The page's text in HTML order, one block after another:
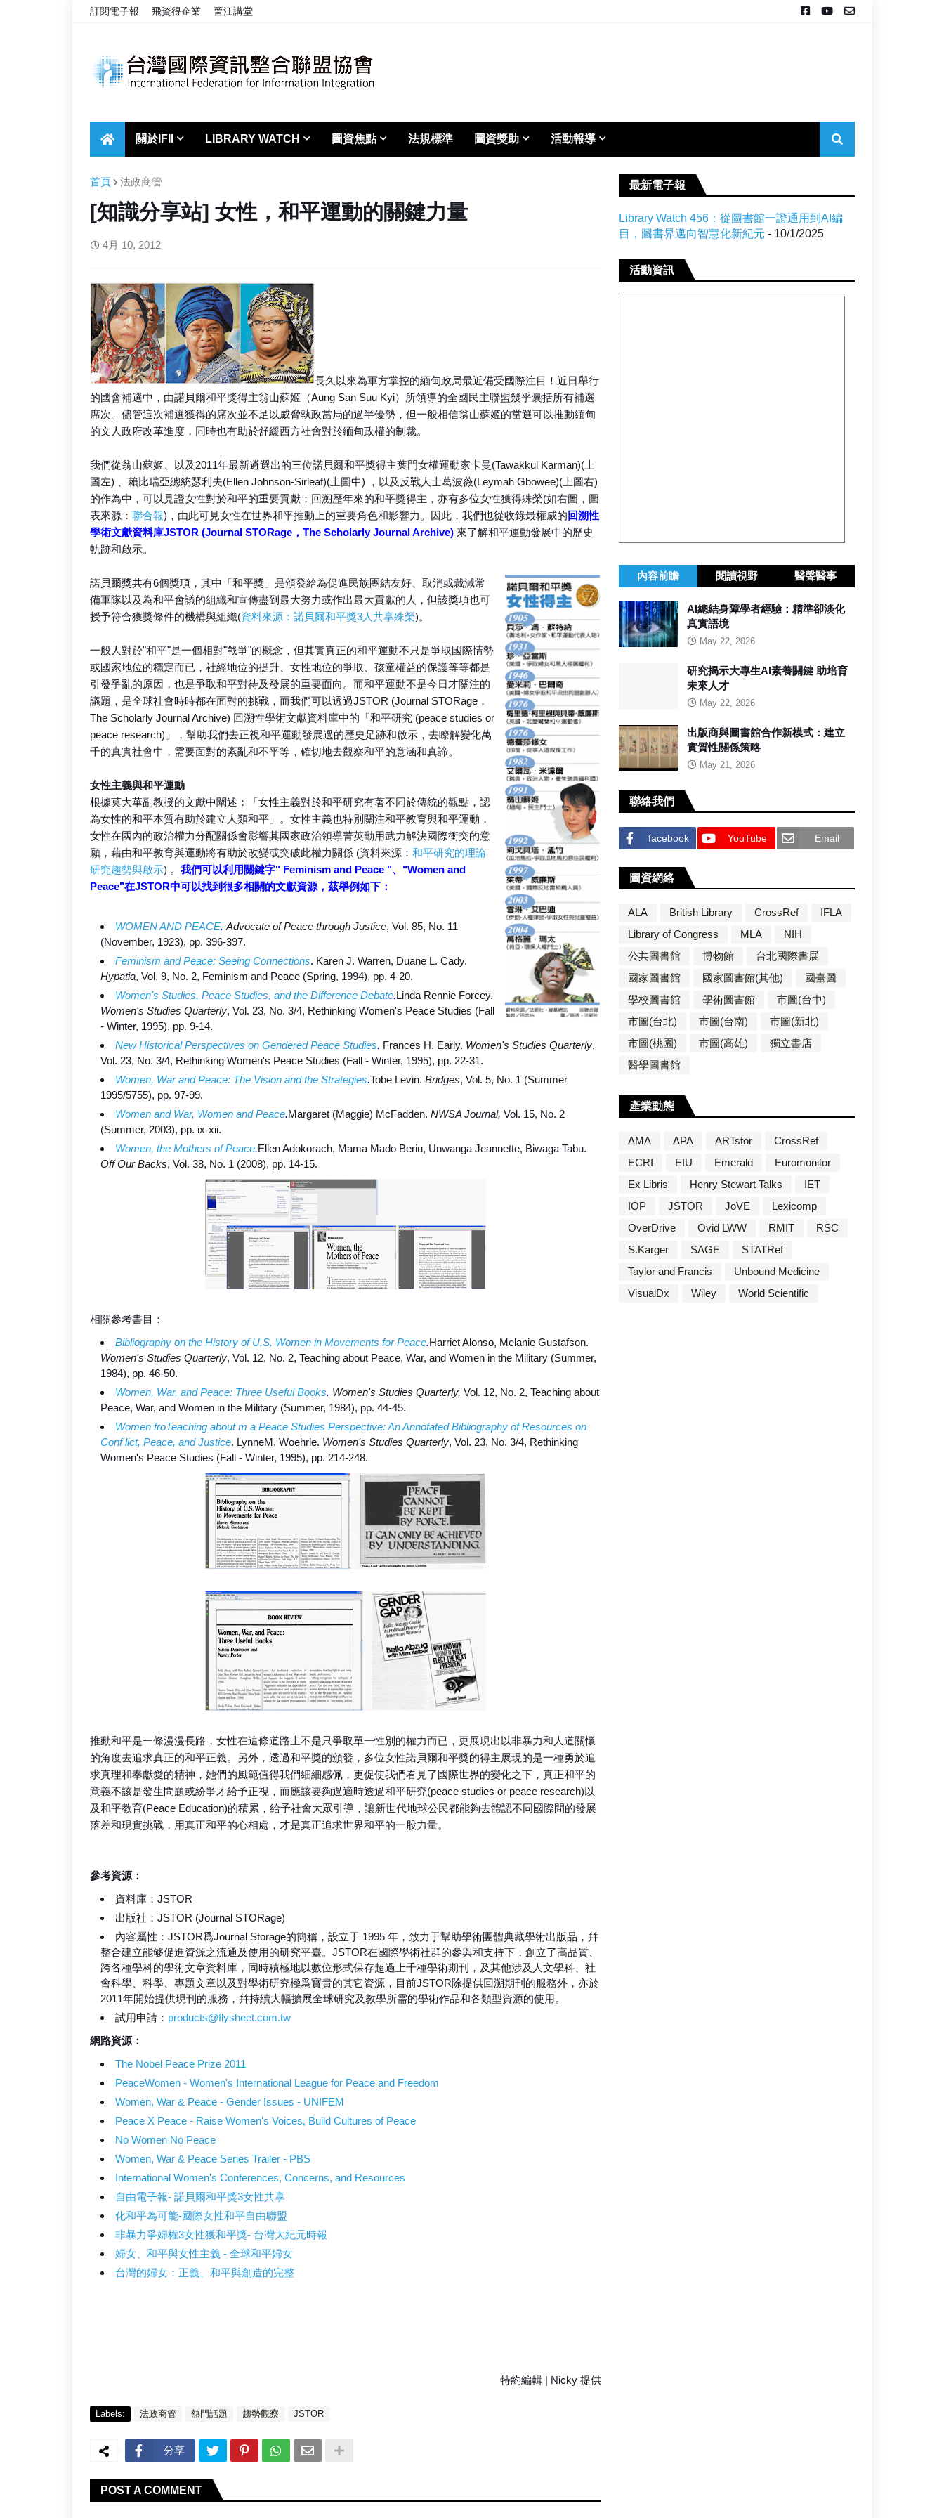
訂閱電子報 飛資得企業 晉江講堂
關於IFII LIBRARY WATCH 圖資焦點 法規標準 圖資獎助 活動報導
首頁 法政商管
[知識分享站] 女性，和平運動的關鍵力量
4月 10, 2012
長久以來為軍方掌控的緬甸政局最近備受國際注目！近日舉行
的國會補選中，由諾貝爾和平獎得主翁山蘇姬（Aung San Suu Kyi）所領導的全國民主聯盟幾乎囊括所有補選
席次。儘管這次補選獲得的席次並不足以威脅執政當局的過半優勢，但一般相信翁山蘇姬的當選可以推動緬甸
的文人政府改革進度，同時也有助於舒緩西方社會對於緬甸政權的制裁。
我們從翁山蘇姬、以及2011年最新遴選出的三位諾貝爾和平獎得主葉門女權運動家卡曼(Tawakkul Karman)(上
圖左) 、賴比瑞亞總統瑟利夫(Ellen Johnson-Sirleaf)(上圖中) ，以及反戰人士葛波薇(Leymah Gbowee)(上圖右)
的作為中，可以見證女性對於和平的重要貢獻；回溯歷年來的和平獎得主，亦有多位女性獲得殊榮(如右圖，圖
表來源： 聯合報)，由此可見女性在世界和平推動上的重要角色和影響力。因此，我們也從收錄最權威的 回溯性
學術文獻資料庫JSTOR (Journal STORage，The Scholarly Journal Archive)來了解和平運動發展中的歷史
軌跡和啟示。
諾貝爾獎共有6個獎項，其中「和平獎」是頒發給為促進民族團結友好、取消或裁減常
備軍隊以及為和平會議的組織和宣傳盡到最大努力或作出最大貢獻的人，但該獎項也可
授予符合獲獎條件的機構與組織(資料來源：諾貝爾和平獎3人共享殊榮)。
一般人對於"和平"是一個相對"戰爭"的概念，但其實真正的和平運動不只是爭取國際情勢
或國家地位的穩定而已，社經地位的提升、女性地位的爭取、孩童權益的保護等等都是
引發爭亂的原因，也是爭取和平對待及發展的重要面向。而和平運動不是今日才關注的
議題，是全球社會時時都在面對的挑戰，而我們可以透過JSTOR (Journal STORage，
The Scholarly Journal Archive) 回溯性學術文獻資料庫中的「和平研究 (peace studies or
peace research)」，幫助我們去正視和平運動發展過的歷史足跡和啟示，去瞭解變化萬
千的真實社會中，需要面對的紊亂和不平等，確切地去觀察和平的意涵和真諦。
女性主義與和平運動
根據莫大華副教授的文獻中闡述：「女性主義對於和平研究有著不同於傳統的觀點，認
為女性的和平本質有助於建立人類和平」。女性主義也特別關注和平教育與和平運動，
女性在國內的政治權力分配關係會影響其國家政治領導菁英動用武力解決國際衝突的意
願，藉由和平教育與運動將有助於改變或突破此權力關係 (資料來源： 和平研究的理論
研究趨勢與啟示) 。 我們可以利用關鍵字" Feminism and Peace "、"Women and
Peace"在JSTOR中可以找到很多相關的文獻資源，茲舉例如下：
WOMEN AND PEACE. Advocate of Peace through Justice, Vol. 85, No. 11
(November, 1923), pp. 396-397.
Feminism and Peace: Seeing Connections. Karen J. Warren, Duane L. Cady.
Hypatia, Vol. 9, No. 2, Feminism and Peace (Spring, 1994), pp. 4-20.
Women's Studies, Peace Studies, and the Difference Debate.Linda Rennie Forcey.
Women's Studies Quarterly, Vol. 23, No. 3/4, Rethinking Women's Peace Studies (Fall
- Winter, 1995), pp. 9-14.
New Historical Perspectives on Gendered Peace Studies. Frances H. Early. Women's Studies Quarterly,
Vol. 23, No. 3/4, Rethinking Women's Peace Studies (Fall - Winter, 1995), pp. 22-31.
Women, War and Peace: The Vision and the Strategies.Tobe Levin. Bridges, Vol. 5, No. 1 (Summer
1995/5755), pp. 97-99.
Women and War, Women and Peace.Margaret (Maggie) McFadden. NWSA Journal, Vol. 15, No. 2
(Summer, 2003), pp. ix-xii.
Women, the Mothers of Peace.Ellen Adokorach, Mama Mado Beriu, Unwanga Jeannette, Biwaga Tabu.
Off Our Backs, Vol. 38, No. 1 (2008), pp. 14-15.
相關參考書目：
Bibliography on the History of U.S. Women in Movements for Peace.Harriet Alonso, Melanie Gustafson.
Women's Studies Quarterly, Vol. 12, No. 2, Teaching about Peace, War, and Women in the Military (Summer,
1984), pp. 46-50.
Women, War, and Peace: Three Useful Books. Women's Studies Quarterly, Vol. 12, No. 2, Teaching about
Peace, War, and Women in the Military (Summer, 1984), pp. 44-45.
Women froTeaching about m a Peace Studies Perspective: An Annotated Bibliography of Resources on
Conf lict, Peace, and Justice. LynneM. Woehrle. Women's Studies Quarterly, Vol. 23, No. 3/4, Rethinking
Women's Peace Studies (Fall - Winter, 1995), pp. 214-248.
推動和平是一條漫漫長路，女性在這條道路上不是只爭取單一性別的權力而已，更展現出以非暴力和人道關懷
的角度去追求真正的和平正義。另外，透過和平獎的頒發，多位女性諾貝爾和平獎的得主展現的是一種勇於追
求真理和奉獻愛的精神，她們的風範值得我們細細感佩，更促使我們看見了國際世界的變化之下，真正和平的
意義不該是發生問題或紛爭才給予正視，而應該要夠過適時透過和平研究(peace studies or peace research)以
及和平教育(Peace Education)的積累，給予社會大眾引導，讓新世代地球公民都能夠去體認不同國際間的發展
落差和現實挑戰，用真正和平的心相處，才是真正追求世界和平的一股力量。
參考資源：
資料庫：JSTOR
出版社：JSTOR (Journal STORage)
內容屬性：JSTOR爲Journal Storage的簡稱，設立于 1995 年，致力于幫助學術團體典藏學術出版品，幷
整合建立能够促進資源之流通及使用的研究平臺。JSTOR在國際學術社群的參與和支持下，創立了高品質、
跨各種學科的學術文章資料庫，同時積極地以數位形式保存超過上千種學術期刊，及其他涉及人文學科、社
會科學、科學、專題文章以及對學術研究極爲寶貴的其它資源，目前JSTOR除提供回溯期刊的服務外，亦於
2011年開始提供現刊的服務，幷持續大幅擴展全球研究及教學所需的學術作品和各類型資源的使用。
試用申請： products@flysheet.com.tw
網路資源：
The Nobel Peace Prize 2011
PeaceWomen - Women's International League for Peace and Freedom
Women, War & Peace - Gender Issues - UNIFEM
Peace X Peace - Raise Women's Voices, Build Cultures of Peace
No Women No Peace
Women, War & Peace Series Trailer - PBS
International Women's Conferences, Concerns, and Resources
自由電子報- 諾貝爾和平獎3女性共享
化和平為可能-國際女性和平自由聯盟
非暴力爭婦權3女性獲和平獎- 台灣大紀元時報
婦女、和平與女性主義 - 全球和平婦女
台灣的婦女：正義、和平與創造的完整
特約編輯 | Nicky 提供
Labels: 法政商管 熱門話題 趨勢觀察 JSTOR
分享
POST A COMMENT
最新電子報
Library Watch 456：從圖書館一證通用到AI編
目，圖書界邁向智慧化新紀元 - 10/1/2025
活動資訊
內容前瞻 閱讀視野 醫聲醫事
AI總結身障學者經驗：精準卻淡化
真實語境
May 22, 2026
研究揭示大專生AI素養關鍵 助培育
未來人才
May 22, 2026
出版商與圖書館合作新模式：建立
實質性關係策略
May 21, 2026
聯絡我們
facebook YouTube Email
圖資網絡
ALA British Library CrossRef
IFLA
Library of Congress
MLA
NIH
公共圖書館
博物館
台北國際書展
國家圖書館
國家圖書館(其他)
國臺圖
學校圖書館
學術圖書館
市圖(台中)
市圖(台北)
市圖(台南)
市圖(新北)
市圖(桃園)
市圖(高雄)
獨立書店
醫學圖書館
產業動態
AMA APA ARTstor
CrossRef
ECRI
EIU Emerald
Euromonitor
Ex Libris
Henry Stewart Talks
IET
IOP
JSTOR JoVE
Lexicomp
OverDrive
Ovid LWW RMIT
RSC
S.Karger
SAGE
STATRef
Taylor and Francis
Unbound Medicine
VisualDx
Wiley World Scientific